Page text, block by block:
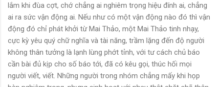
lắm khi đùa cợt, chớ chẳng ai nghiêm trọng hiệu đính ai, chẳng
ai ra sức vận động ai. Nếu như có một vận động nào đó thì vận
động đó chỉ phát khởi từ Mai Thảo, một Mai Thảo tinh nhạy,
cực kỳ yêu quý chữ nghĩa và tài năng, trầm lặng đến độ người
không thân tưởng là lạnh lùng phớt tỉnh, với tư cách chủ báo
cần bài đủ kịp cho số báo tới, đã có kêu gọi, thúc hối mọi
người viết, viết. Những người trong nhóm chẳng mấy khi họp